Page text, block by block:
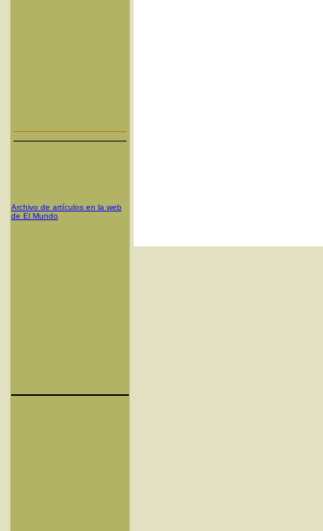
Archivo de artículos en la web
de El Mundo